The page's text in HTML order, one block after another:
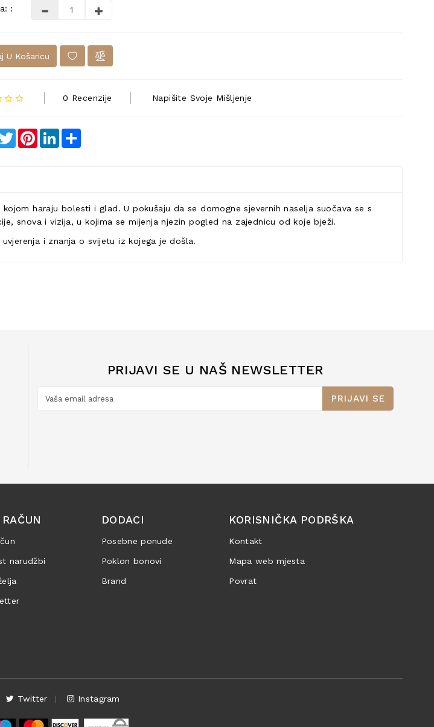
:
U Košaricu
0 Recenzije Napišite Svoje Mišljenje
TwitterPinterestLinkedIn
haraju bolesti i glad. U pokušaju da se domogne sjevernih naselja suočava se s
snova i vizija, u kojima se mijenja njezin pogled na zajednicu od koje bježi.
i znanja o svijetu iz kojega je došla.
PRIJAVI SE U NAŠ NEWSLETTER
PRIJAVI SE
narudžbi
DODACI
Posebne ponude
Poklon bonovi
Brand
KORISNIČKA PODRŠKA
Kontakt
Mapa web mjesta
Povrat
Twitter Instagram